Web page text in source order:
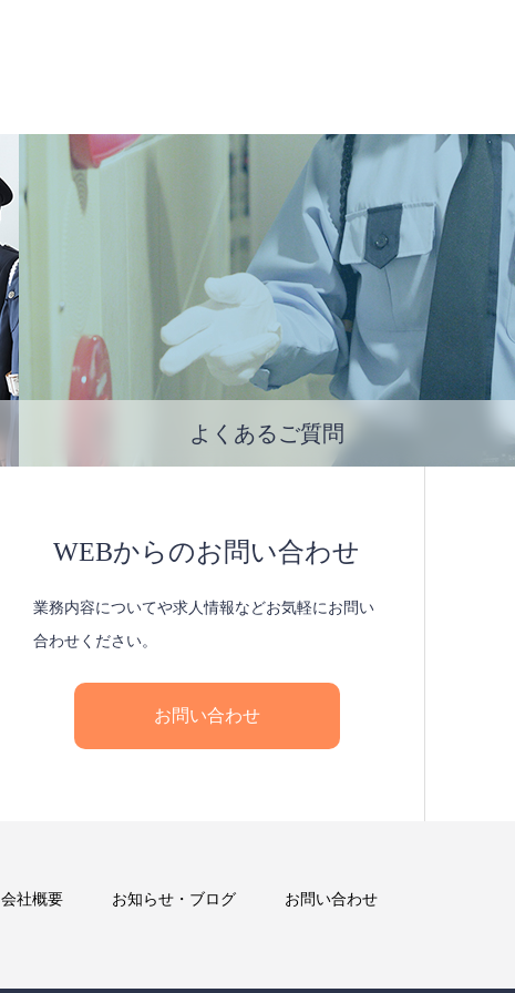
よくあるご質問
WEBからのお問い合わせ
業務内容についてや求人情報などお気軽にお問い
合わせください。
お問い合わせ
会社概要 お知らせ・ブログ お問い合わせ